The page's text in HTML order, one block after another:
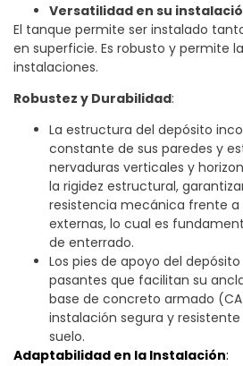
Versatilidad en su
El tanque permite ser instalado
en superficie. Es robusto y permite
instalaciones.
Robustez y Durabilidad:
La estructura del depósito
constante de sus paredes y
nervaduras verticales y
la rigidez estructural,
resistencia mecánica frente a
externas, lo cual es
de enterrado.
Los pies de apoyo del
pasantes que facilitan su
base de concreto armado
instalación segura y
suelo.
Adaptabilidad en la Instalación: